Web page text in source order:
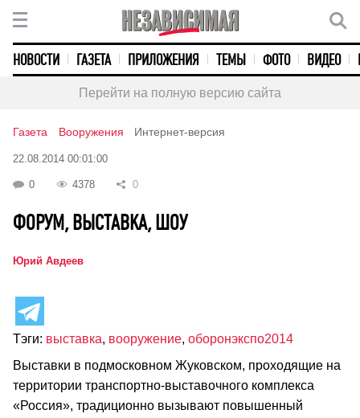
НОВОСТИ ГАЗЕТА ПРИЛОЖЕНИЯ ТЕМЫ ФОТО ВИДЕО
Перейти на полную версию сайта
Газета Вооружения Интернет-версия
22.08.2014 00:01:00
0 4378 0
ФОРУМ, ВЫСТАВКА, ШОУ
Юрий Авдеев
Тэги: выставка, вооружение, оборонэкспо2014
Выставки в подмосковном Жуковском, проходящие на
территории транспортно-выставочного комплекса
«Россия», традиционно вызывают повышенный